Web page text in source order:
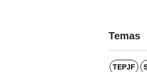
Temas
TEPJF